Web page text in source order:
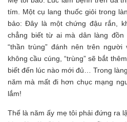
tím. Một cụ lang thuốc giỏi trong
bảo: Đây là một chứng đậu rắn,
chẳng biết từ ai mà dân làng
“thần trùng” đánh nên trên
không cầu cúng, “trùng” sẽ bắt
biết đến lúc nào mới đủ… Trong
năm mà mất đi hơn chục mạng
lắm!
Thế là năm ấy mẹ tôi phải đứng ra